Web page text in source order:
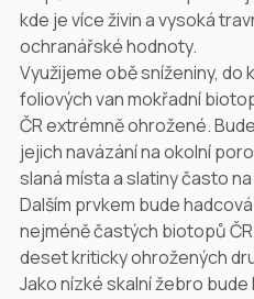
kde je více živin a vysoká
ochranářské hodnoty.
Využijeme obě sníženiny,
foliových van mokřadní
ČR extrémně ohrožené.
jejich navázání na okolní
slaná místa a slatiny často
Dalším prvkem bude
nejméně častých biotopů
deset kriticky ohrožených
Jako nízké skalní žebro